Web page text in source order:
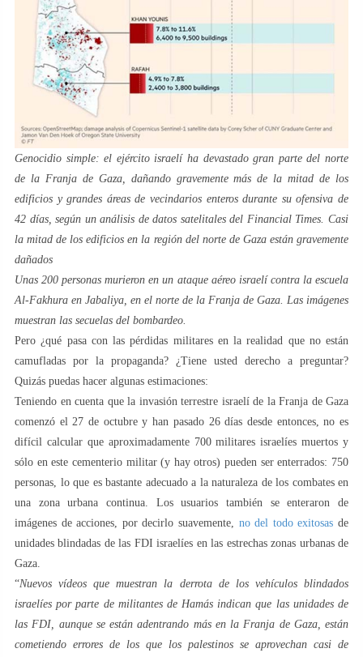
Genocidio simple: el ejército israelí ha devastado gran parte del norte
de la Franja de Gaza, dañando gravemente más de la mitad de los
edificios y grandes áreas de vecindarios enteros durante su ofensiva de
42 días, según un análisis de datos satelitales del Financial Times. Casi
la mitad de los edificios en la región del norte de Gaza están gravemente
dañados
Unas 200 personas murieron en un ataque aéreo israelí contra la escuela
Al-Fakhura en Jabaliya, en el norte de la Franja de Gaza. Las imágenes
muestran las secuelas del bombardeo.
Pero ¿qué pasa con las pérdidas militares en la realidad que no están
camufladas por la propaganda? ¿Tiene usted derecho a preguntar?
Quizás puedas hacer algunas estimaciones:
Teniendo en cuenta que la invasión terrestre israelí de la Franja de Gaza
comenzó el 27 de octubre y han pasado 26 días desde entonces, no es
difícil calcular que aproximadamente 700 militares israelíes muertos y
sólo en este cementerio militar (y hay otros) pueden ser enterrados: 750
personas, lo que es bastante adecuado a la naturaleza de los combates en
una zona urbana continua. Los usuarios también se enteraron de
imágenes de acciones, por decirlo suavemente, no del todo exitosas de
unidades blindadas de las FDI israelíes en las estrechas zonas urbanas de
Gaza.
“Nuevos vídeos que muestran la derrota de los vehículos blindados
israelíes por parte de militantes de Hamás indican que las unidades de
las FDI, aunque se están adentrando más en la Franja de Gaza, están
cometiendo errores de los que los palestinos se aprovechan casi de